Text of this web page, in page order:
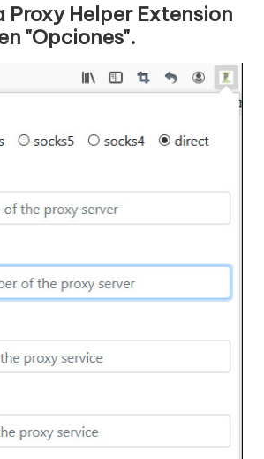
Proxy Helper Extension
"Opciones".